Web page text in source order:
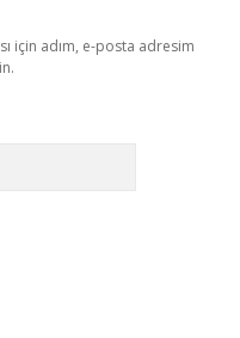
için adım, e-posta adresim